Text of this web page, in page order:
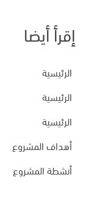
إقرأ أيضا
الرئيسية
الرئيسية
الرئيسية
أهداف المشروع
أنشطة المشروع